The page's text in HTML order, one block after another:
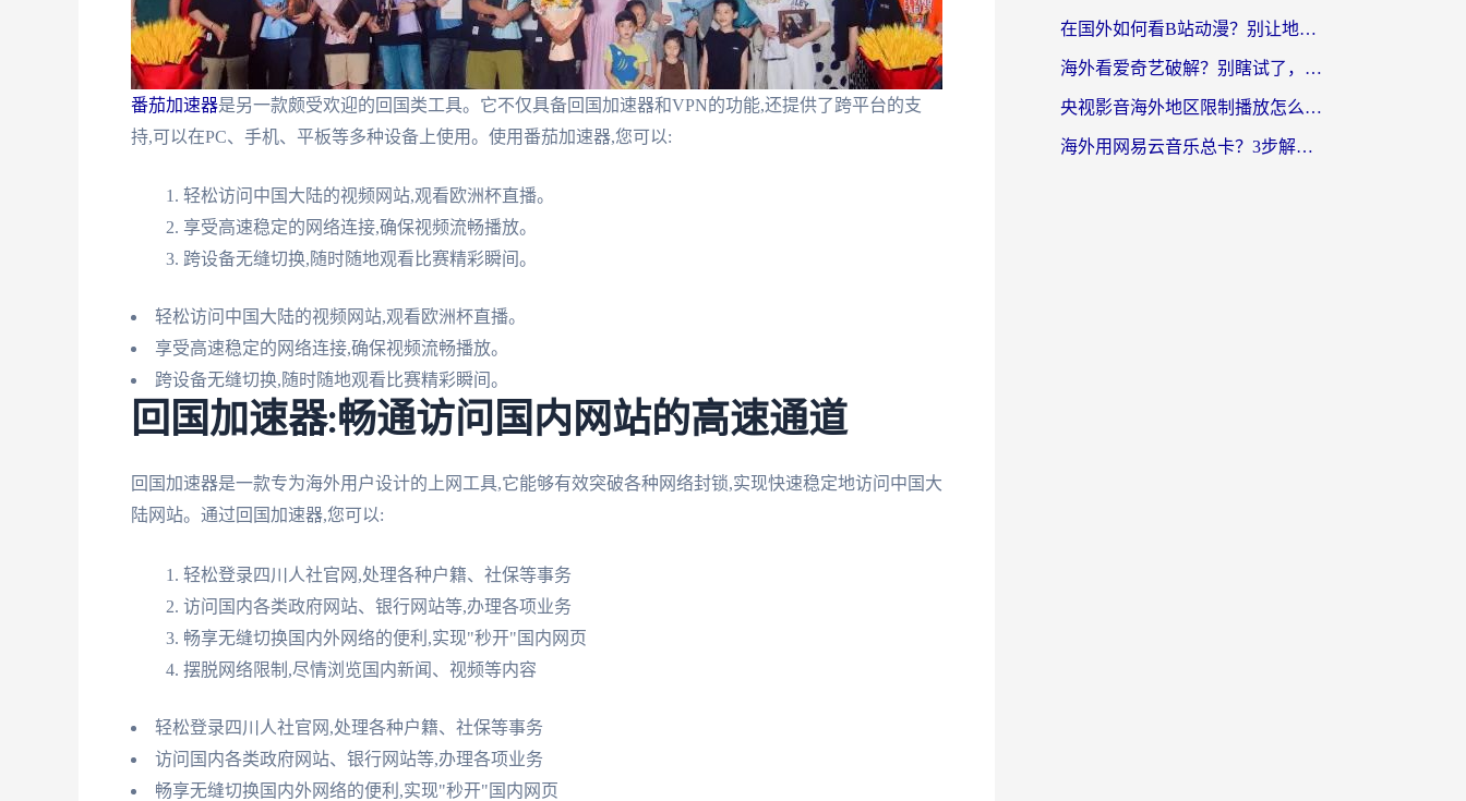
番茄加速器是另一款颇受欢迎的回国类工具。它不仅具备回国加速器和VPN的功能,还提供了跨平台的支
持,可以在PC、手机、平板等多种设备上使用。使用番茄加速器,您可以:
轻松访问中国大陆的视频网站,观看欧洲杯直播。
享受高速稳定的网络连接,确保视频流畅播放。
跨设备无缝切换,随时随地观看比赛精彩瞬间。
轻松访问中国大陆的视频网站,观看欧洲杯直播。
享受高速稳定的网络连接,确保视频流畅播放。
跨设备无缝切换,随时随地观看比赛精彩瞬间。
回国加速器:畅通访问国内网站的高速通道
回国加速器是一款专为海外用户设计的上网工具,它能够有效突破各种网络封锁,实现快速稳定地访问中国大
陆网站。通过回国加速器,您可以:
轻松登录四川人社官网,处理各种户籍、社保等事务
访问国内各类政府网站、银行网站等,办理各项业务
畅享无缝切换国内外网络的便利,实现"秒开"国内网页
摆脱网络限制,尽情浏览国内新闻、视频等内容
轻松登录四川人社官网,处理各种户籍、社保等事务
访问国内各类政府网站、银行网站等,办理各项业务
畅享无缝切换国内外网络的便利,实现"秒开"国内网页
在国外如何看B站动漫？别让地区限制打断你的追番节奏
海外看爱奇艺破解？别瞎试了，这才是留学生华人追剧看球的正确打开方式
央视影音海外地区限制播放怎么办？海外党亲测有效的回国加速指南
海外用网易云音乐总卡？3步解决版权限制+卡顿，还能听喜马拉雅！